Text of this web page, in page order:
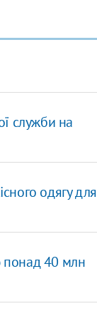
служби на
одягу для
понад 40 млн